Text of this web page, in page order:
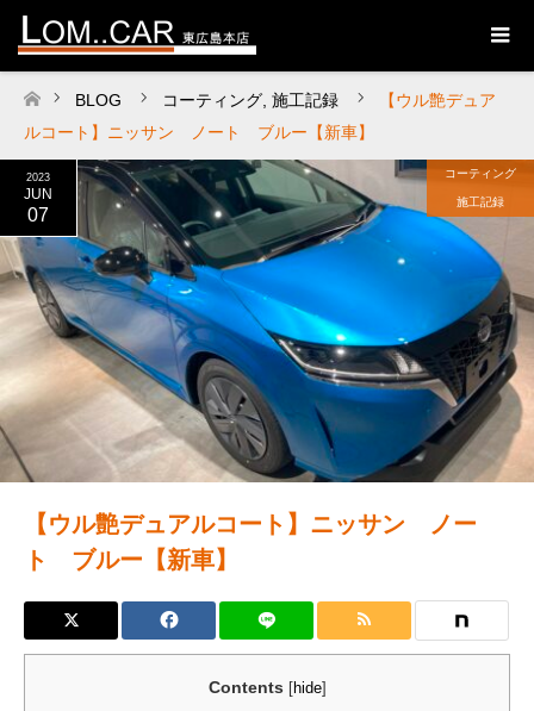
ホーム
BLOG コーティング 施工記録
【ウル艶デュア
ルコート】ニッサン ノート ブルー【新車】
2023
JUN
07
コーティング
施工記録
【ウル艶デュアルコート】ニッサン ノー
ト ブルー【新車】
Contents [hide]